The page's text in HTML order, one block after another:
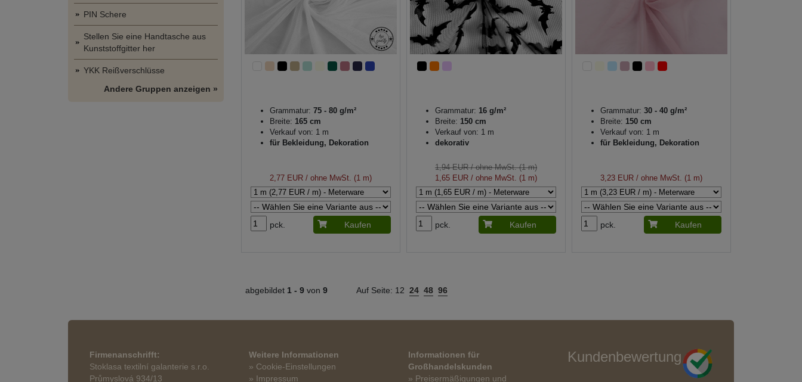
PIN Schere
Stellen Sie eine Handtasche aus
Kunststoffgitter her
YKK Reißverschlüsse
Andere Gruppen anzeigen »
Grammatur: 75 - 80 g/m²
Breite: 165 cm
Verkauf von: 1 m
für Bekleidung, Dekoration
2,77 EUR/ ohne MwSt. (1 m)
pck. Kaufen
Grammatur: 16 g/m²
Breite: 150 cm
Verkauf von: 1 m
dekorativ
1,94 EUR/ ohne MwSt. (1 m)
1,65 EUR/ ohne MwSt. (1 m)
pck. Kaufen
Grammatur: 30 - 40 g/m²
Breite: 150 cm
Verkauf von: 1 m
für Bekleidung, Dekoration
3,23 EUR/ ohne MwSt. (1 m)
pck. Kaufen
abgebildet 1 - 9 von 9 Auf Seite: 12 24 48 96
Firmenanschrifft:
Stoklasa textilní galanterie s.r.o.
Průmyslová 934/13
Weitere Informationen
» Cookie-Einstellungen
» Impressum
Informationen für
Großhandelskunden
» Preisermäßigungen und
Kundenbewertung